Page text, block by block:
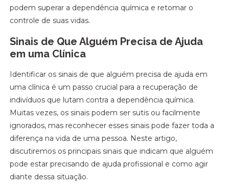
podem superar a dependência química e retomar o
controle de suas vidas.
Sinais de Que Alguém Precisa de Ajuda
em uma Clínica
Identificar os sinais de que alguém precisa de ajuda em
uma clínica é um passo crucial para a recuperação de
indivíduos que lutam contra a dependência química.
Muitas vezes, os sinais podem ser sutis ou facilmente
ignorados, mas reconhecer esses sinais pode fazer toda a
diferença na vida de uma pessoa. Neste artigo,
discutiremos os principais sinais que indicam que alguém
pode estar precisando de ajuda profissional e como agir
diante dessa situação.